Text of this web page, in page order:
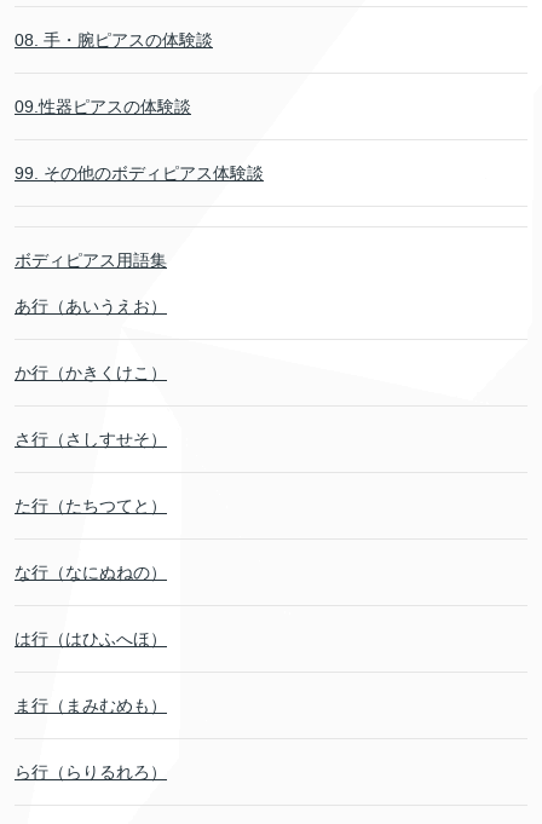
08. 手・腕ピアスの体験談
09.性器ピアスの体験談
99. その他のボディピアス体験談
ボディピアス用語集
あ行（あいうえお）
か行（かきくけこ）
さ行（さしすせそ）
た行（たちつてと）
な行（なにぬねの）
は行（はひふへほ）
ま行（まみむめも）
ら行（らりるれろ）